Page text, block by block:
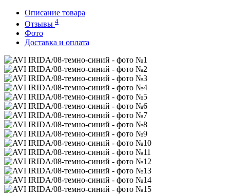
Описание товара
Отзывы 4
Фото
Доставка и оплата